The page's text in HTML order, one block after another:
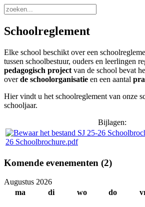
Schoolreglement
Elke school beschikt over een
tussen schoolbestuur, ouders en leerlingen
pedagogisch project van de school bevat
overde schoolorganisatie en een aantal
Hier vindt u het schoolreglement van onze
schooljaar.
Bijlagen:
26 Schoolbrochure.pdf
Komende evenementen (2)
Augustus 2026
ma
di wo do